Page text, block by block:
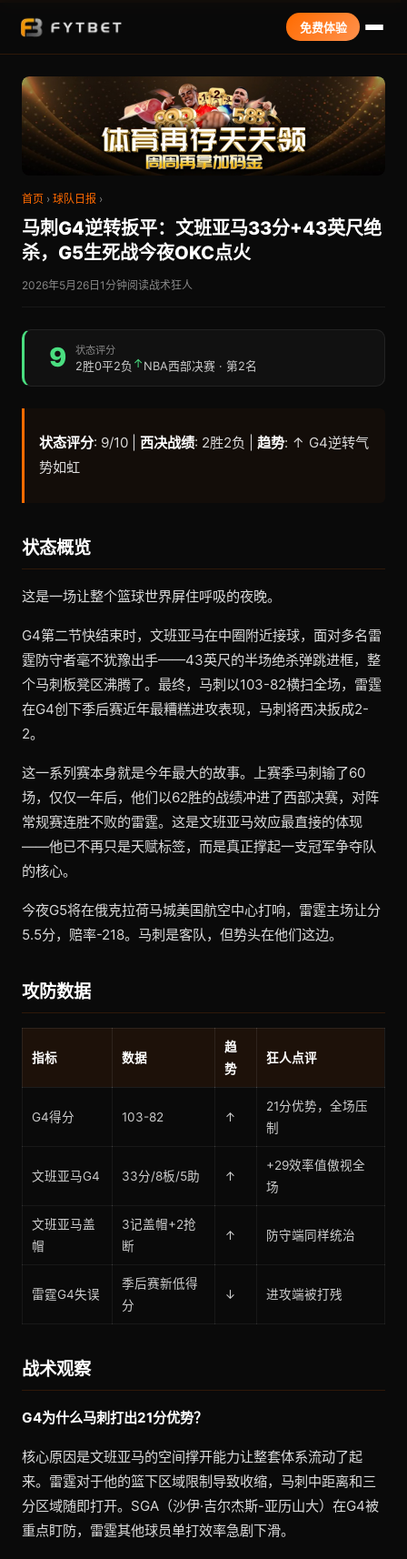
免费体验
首页 › 球队日报 ›
马刺G4逆转扳平：文班亚马33分+43英尺绝
杀，G5生死战今夜OKC点火
2026年5月26日 1分钟阅读战术狂人
9 状态评分
2胜0平2负 ↑ NBA西部决赛 · 第2名
状态评分: 9/10 | 西决战绩: 2胜2负 | 趋势: ↑ G4逆转气
势如虹
状态概览
这是一场让整个篮球世界屏住呼吸的夜晚。
G4第二节快结束时，文班亚马在中圈附近接球，面对多名雷
霆防守者毫不犹豫出手——43英尺的半场绝杀弹跳进框，整
个马刺板凳区沸腾了。最终，马刺以103-82横扫全场，雷霆
在G4创下季后赛近年最糟糕进攻表现，马刺将西决扳成2-
2。
这一系列赛本身就是今年最大的故事。上赛季马刺输了60
场，仅仅一年后，他们以62胜的战绩冲进了西部决赛，对阵
常规赛连胜不败的雷霆。这是文班亚马效应最直接的体现
——他已不再只是天赋标签，而是真正撑起一支冠军争夺队
的核心。
今夜G5将在俄克拉荷马城美国航空中心打响，雷霆主场让分
5.5分，赔率-218。马刺是客队，但势头在他们这边。
攻防数据
指标 数据
趋
势
狂人点评
G4得分 103-82 ↑
21分优势，全场压
制
文班亚马G4 33分/8板/5助 ↑
+29效率值傲视全
场
文班亚马盖
帽
3记盖帽+2抢
断
↑ 防守端同样统治
雷霆G4失误
季后赛新低得
分
↓ 进攻端被打残
战术观察
G4为什么马刺打出21分优势？
核心原因是文班亚马的空间撑开能力让整套体系流动了起
来。雷霆对于他的篮下区域限制导致收缩，马刺中距离和三
分区域随即打开。SGA（沙伊·吉尔杰斯-亚历山大）在G4被
重点盯防，雷霆其他球员单打效率急剧下滑。